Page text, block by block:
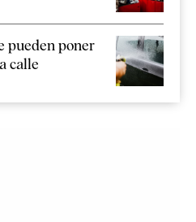
pueden poner
calle